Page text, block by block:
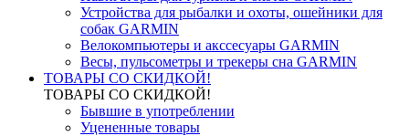
Устройства для рыбалки и охоты, ошейники для
собак GARMIN
Велокомпьютеры и акссесуары GARMIN
Весы, пульсометры и трекеры сна GARMIN
ТОВАРЫ СО СКИДКОЙ!
ТОВАРЫ СО СКИДКОЙ!
Бывшие в употреблении
Уцененные товары